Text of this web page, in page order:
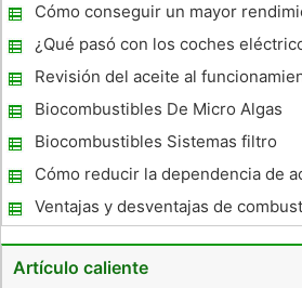
Mezcla
Cómo conseguir un mayor
el uso de etanol
¿Qué pasó con los coches
Revisión del aceite al
motor
Biocombustibles De Micro Algas
Biocombustibles Sistemas filtro
Cómo reducir la dependencia de
etanol E85
Ventajas y desventajas de
oxigenado
Artículo caliente